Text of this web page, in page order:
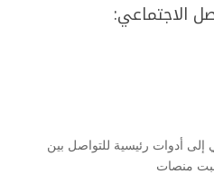
الاجتماعي:
أدوات رئيسية للتواصل بين
منصات